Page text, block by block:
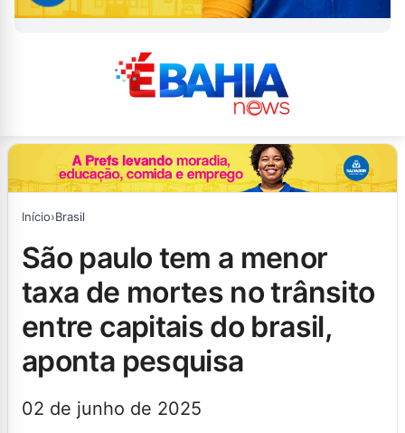
Início›Brasil
são paulo tem a menor
taxa de mortes no trânsito
entre capitais do brasil,
aponta pesquisa
02 de junho de 2025